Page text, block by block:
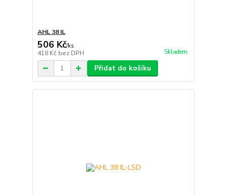
AHL 38 IL
506 Kč/ks
418 Kč bez DPH Skladem
Přidat do košíku